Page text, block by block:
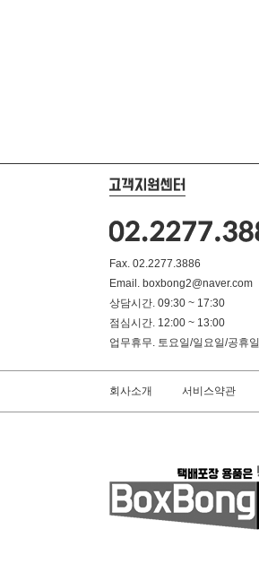
Fax. 02.2277.3886
Email. boxbong2@naver.com
상담시간. 09:30 ~ 17:30
점심시간. 12:00 ~ 13:00
업무휴무. 토요일/일요일/공휴일
회사소개 서비스약관